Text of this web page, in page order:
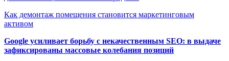
Как демонтаж помещения становится маркетинговым
активом
Google усиливает борьбу с некачественным SEO: в выдаче
зафиксированы массовые колебания позиций